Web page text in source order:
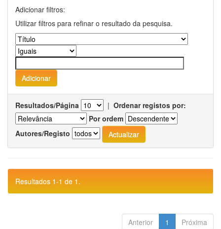
Adicionar filtros:
Utilizar filtros para refinar o resultado da pesquisa.
Resultados/Página | Ordenar registos por:
Por ordem
Autores/Registo
Resultados 1-1 de 1.
Anterior 1 Próxima